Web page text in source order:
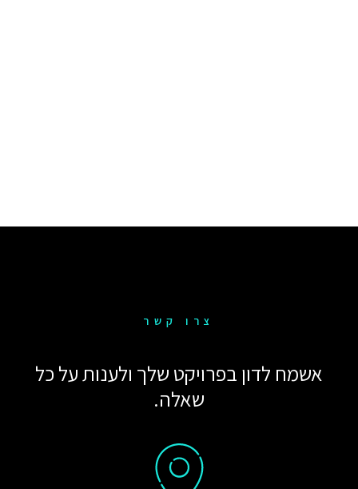
צרו קשר
אשמח לדון בפרויקט שלך ולענות על כל
שאלה.